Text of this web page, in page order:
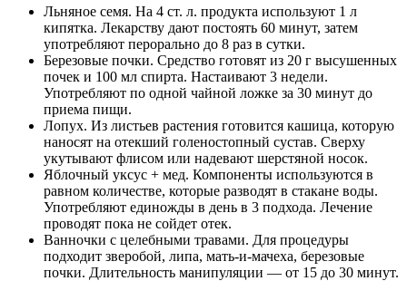
Льняное семя. На 4 ст. л. продукта используют 1 л
кипятка. Лекарству дают постоять 60 минут, затем
употребляют перорально до 8 раз в сутки.
Березовые почки. Средство готовят из 20 г высушенных
почек и 100 мл спирта. Настаивают 3 недели.
Употребляют по одной чайной ложке за 30 минут до
приема пищи.
Лопух. Из листьев растения готовится кашица, которую
наносят на отекший голеностопный сустав. Сверху
укутывают флисом или надевают шерстяной носок.
Яблочный уксус + мед. Компоненты используются в
равном количестве, которые разводят в стакане воды.
Употребляют единожды в день в 3 подхода. Лечение
проводят пока не сойдет отек.
Ванночки с целебными травами. Для процедуры
подходит зверобой, липа, мать-и-мачеха, березовые
почки. Длительность манипуляции — от 15 до 30 минут.